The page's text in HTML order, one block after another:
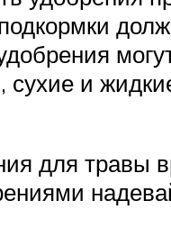
сухие и
для травы